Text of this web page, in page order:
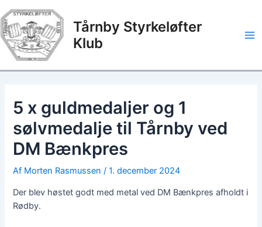
til
indholdet
Tårnby Styrkeløfter
Klub
5 x guldmedaljer og 1
sølvmedalje til Tårnby ved
DM Bænkpres
Af Morten Rasmussen/1. december 2024
Der blev høstet godt med metal ved DM Bænkpres afholdt i
Rødby.